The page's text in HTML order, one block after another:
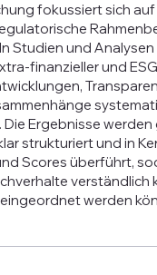
fokussiert sich auf
Studien und Analysen
finanzieller und
Ergebnisse werden
strukturiert und in
Scores überführt,
verständlich
werden